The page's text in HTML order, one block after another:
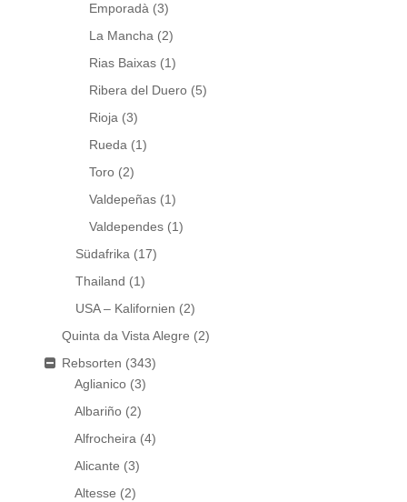
Emporadà (3)
La Mancha (2)
Rias Baixas (1)
Ribera del Duero (5)
Rioja (3)
Rueda (1)
Toro (2)
Valdepeñas (1)
Valdependes (1)
Südafrika (17)
Thailand (1)
USA – Kalifornien (2)
Quinta da Vista Alegre (2)
Rebsorten (343)
Aglianico (3)
Albariño (2)
Alfrocheira (4)
Alicante (3)
Altesse (2)